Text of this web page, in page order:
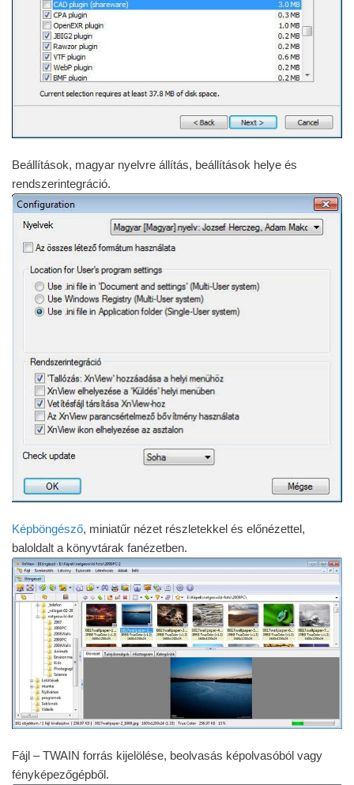
Beállítások, magyar nyelvre állítás, beállítások helye és
rendszerintegráció.
Képböngésző, miniatűr nézet részletekkel és előnézettel,
baloldalt a könyvtárak fanézetben.
Fájl – TWAIN forrás kijelölése, beolvasás képolvasóból vagy
fényképezőgépből.